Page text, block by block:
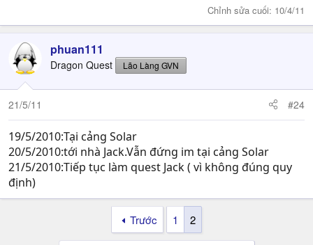
Chỉnh sửa cuối: 10/4/11
phuan111
Dragon Quest Lão Làng GVN
21/5/11 #24
19/5/2010:Tại cảng Solar
20/5/2010:tới nhà Jack.Vẫn đứng im tại cảng Solar
21/5/2010:Tiếp tục làm quest Jack ( vì không đúng quy
định)
Trước 1 2